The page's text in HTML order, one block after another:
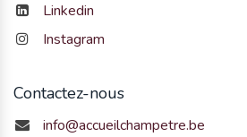
Linkedin
Instagram
Contactez-nous
info@accueilchampetre.be